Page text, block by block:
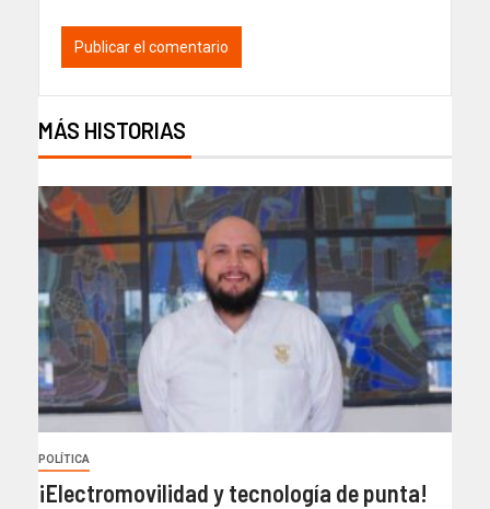
MÁS HISTORIAS
POLÍTICA
¡Electromovilidad y tecnología de punta!